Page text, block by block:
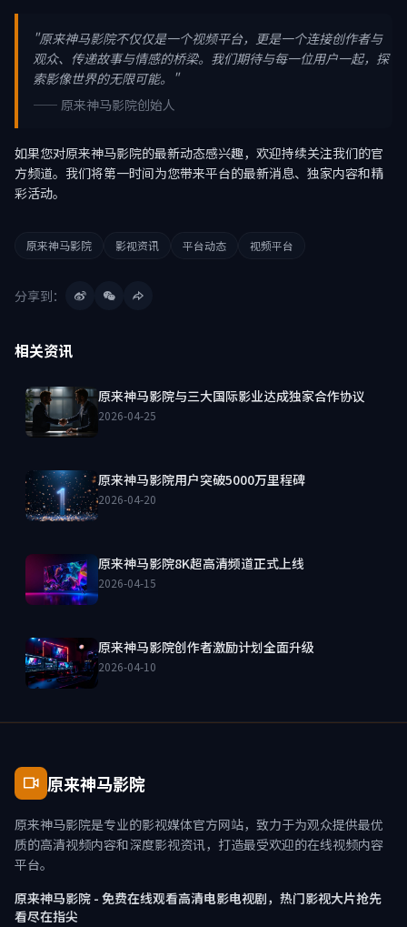
"原来神马影院不仅仅是一个视频平台，更是一个连接创作者与
观众、传递故事与情感的桥梁。我们期待与每一位用户一起，探
索影像世界的无限可能。"
—— 原来神马影院创始人
如果您对原来神马影院的最新动态感兴趣，欢迎持续关注我们的官
方频道。我们将第一时间为您带来平台的最新消息、独家内容和精
彩活动。
原来神马影院 影视资讯 平台动态 视频平台
分享到：
相关资讯
原来神马影院与三大国际影业达成独家合作协议
2026-04-25
原来神马影院用户突破5000万里程碑
2026-04-20
原来神马影院8K超高清频道正式上线
2026-04-15
原来神马影院创作者激励计划全面升级
2026-04-10
原来神马影院
原来神马影院是专业的影视媒体官方网站，致力于为观众提供最优
质的高清视频内容和深度影视资讯，打造最受欢迎的在线视频内容
平台。
原来神马影院 - 免费在线观看高清电影电视剧，热门影视大片抢先
看尽在指尖